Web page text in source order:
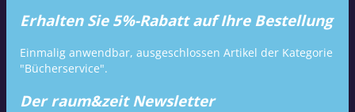
Erhalten Sie 5%-Rabatt auf Ihre Bestellung
Einmalig anwendbar, ausgeschlossen Artikel der Kategorie
"Bücherservice".
Der raum&zeit Newsletter